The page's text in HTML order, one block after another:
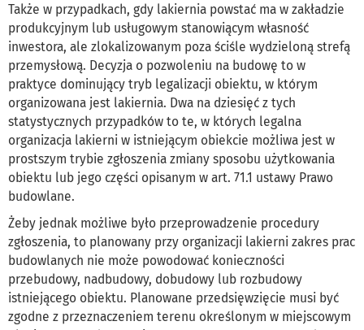
Także w przypadkach, gdy lakiernia powstać ma w zakładzie
produkcyjnym lub usługowym stanowiącym własność
inwestora, ale zlokalizowanym poza ściśle wydzieloną strefą
przemysłową. Decyzja o pozwoleniu na budowę to w
praktyce dominujący tryb legalizacji obiektu, w którym
organizowana jest lakiernia. Dwa na dziesięć z tych
statystycznych przypadków to te, w których legalna
organizacja lakierni w istniejącym obiekcie możliwa jest w
prostszym trybie zgłoszenia zmiany sposobu użytkowania
obiektu lub jego części opisanym w art. 71.1 ustawy Prawo
budowlane.
Żeby jednak możliwe było przeprowadzenie procedury
zgłoszenia, to planowany przy organizacji lakierni zakres prac
budowlanych nie może powodować konieczności
przebudowy, nadbudowy, dobudowy lub rozbudowy
istniejącego obiektu. Planowane przedsięwzięcie musi być
zgodne z przeznaczeniem terenu określonym w miejscowym